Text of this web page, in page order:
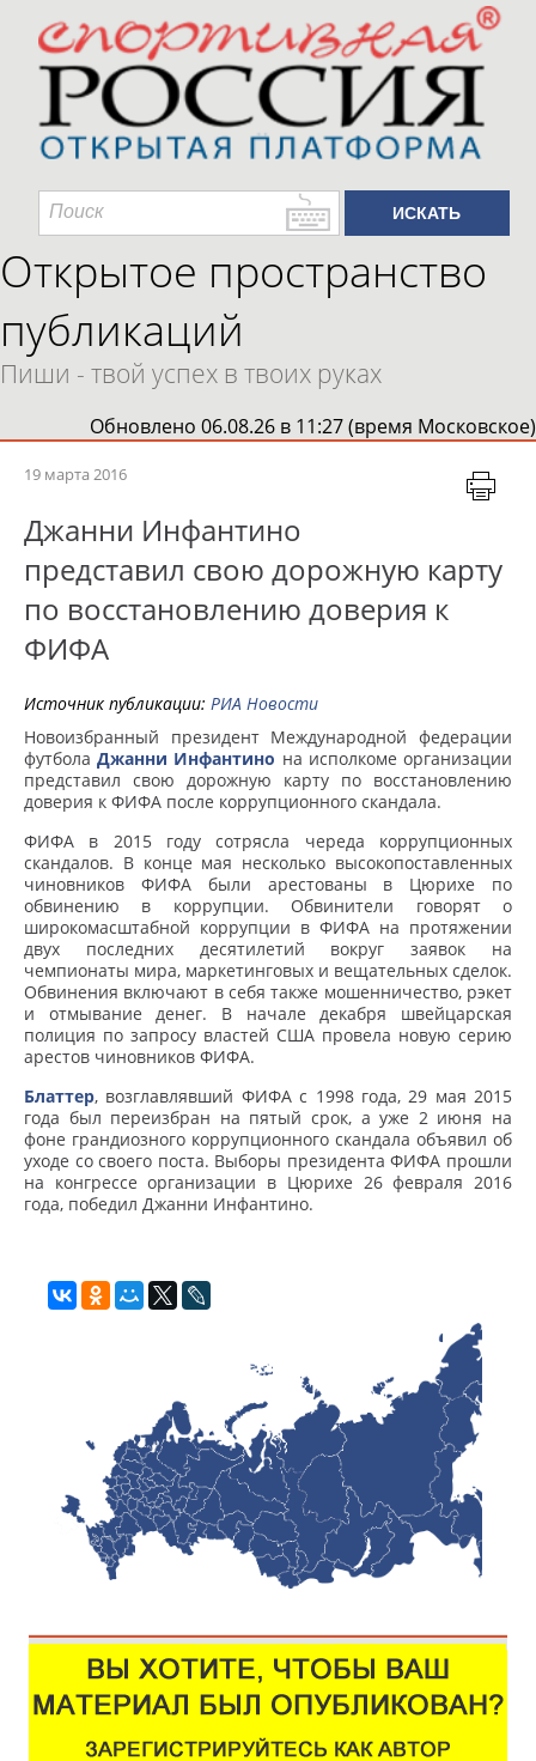
Открытое пространство
публикаций
Пиши - твой успех в твоих руках
Обновлено 06.08.26 в 11:27 (время Московское)
19 марта 2016
Джанни Инфантино
представил свою дорожную карту
по восстановлению доверия к
ФИФА
Источник публикации: РИА Новости
Новоизбранный президент Международной федерации
футболаДжанни Инфантино на исполкоме организации
представил свою дорожную карту по восстановлению
доверия к ФИФА после коррупционного скандала.
ФИФА в 2015 году сотрясла череда коррупционных
скандалов. В конце мая несколько высокопоставленных
чиновников ФИФА были арестованы в Цюрихе по
обвинению в коррупции. Обвинители говорят о
широкомасштабной коррупции в ФИФА на протяжении
двух последних десятилетий вокруг заявок на
чемпионаты мира, маркетинговых и вещательных сделок.
Обвинения включают в себя также мошенничество, рэкет
и отмывание денег. В начале декабря швейцарская
полиция по запросу властей США провела новую серию
арестов чиновников ФИФА.
Блаттер, возглавлявший ФИФА с 1998 года, 29 мая 2015
года был переизбран на пятый срок, а уже 2 июня на
фоне грандиозного коррупционного скандала объявил об
уходе со своего поста. Выборы президента ФИФА прошли
на конгрессе организации в Цюрихе 26 февраля 2016
года, победил Джанни Инфантино.